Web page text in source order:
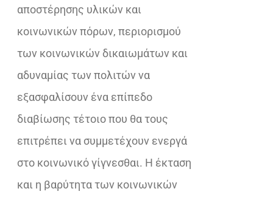
αποστέρησης υλικών και
κοινωνικών πόρων, περιορισμού
των κοινωνικών δικαιωμάτων και
αδυναμίας των πολιτών να
εξασφαλίσουν ένα επίπεδο
διαβίωσης τέτοιο που θα τους
επιτρέπει να συμμετέχουν ενεργά
στο κοινωνικό γίγνεσθαι. Η έκταση
και η βαρύτητα των κοινωνικών